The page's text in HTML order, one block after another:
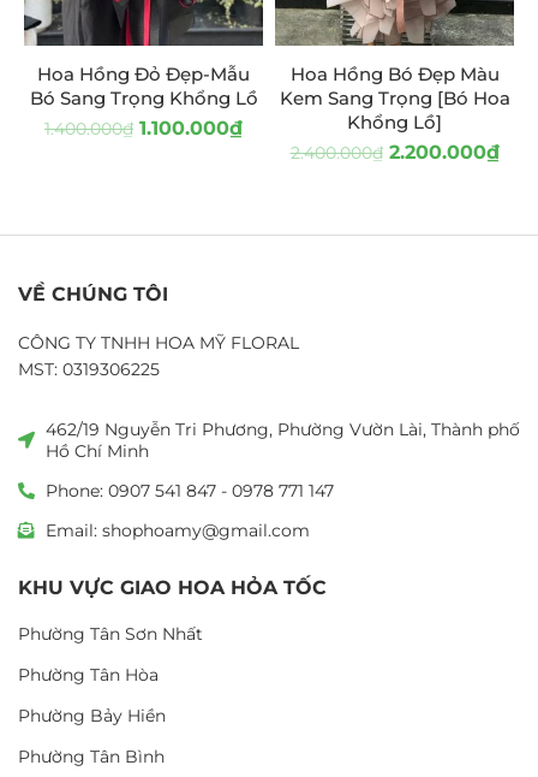
Hoa Hồng Đỏ Đẹp-Mẫu
Bó Sang Trọng Khổng Lồ
1.400.000₫ 1.100.000₫
Hoa Hồng Bó Đẹp Màu
Kem Sang Trọng [Bó Hoa
Khổng Lồ]
2.400.000₫ 2.200.000₫
VỀ CHÚNG TÔI
CÔNG TY TNHH HOA MỸ FLORAL
MST: 0319306225
462/19 Nguyễn Tri Phương, Phường Vườn Lài, Thành phố
Hồ Chí Minh
Phone: 0907 541 847 - 0978 771 147
Email: shophoamy@gmail.com
KHU VỰC GIAO HOA HỎA TỐC
Phường Tân Sơn Nhất
Phường Tân Hòa
Phường Bảy Hiền
Phường Tân Bình